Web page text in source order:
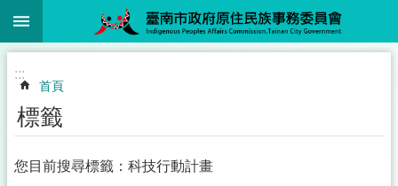
跳到主要內容區塊
:::
首頁
標籤
您目前搜尋標籤：科技行動計畫